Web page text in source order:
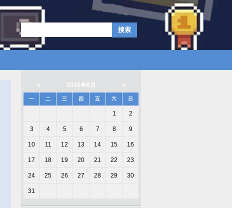
« 2026年8月 »
一 二 三 四 五 六 日
1 2
3 4 5 6 7 8 9
10 11 12 13 14 15 16
17 18 19 20 21 22 23
24 25 26 27 28 29 30
31